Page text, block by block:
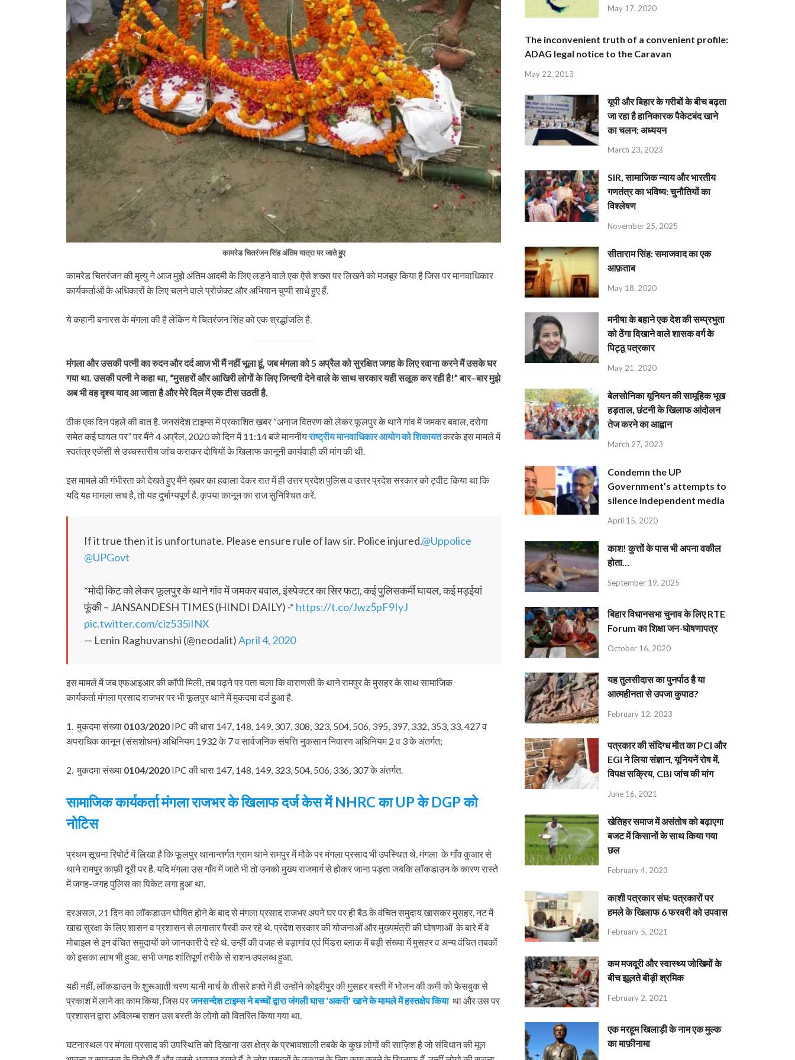
कामरेड चितरंजन सिंह अंतिम यात्रा पर जाते हुए
कामरेड चितरंजन की मृत्यु ने आज मुझे अंतिम आदमी के लिए लड़ने वाले एक ऐसे शख्स पर लिखने को मजबूर किया है जिस पर मानवाधिकार
कार्यकर्ताओं के अधिकारों के लिए चलने वाले प्रोजेक्ट और अभियान चुप्पी साधे हुए हैं.
ये कहानी बनारस के मंगला की है लेकिन ये चितरंजन सिंह को एक श्रद्धांजलि है.
मंगलाऔरउसकीपत्नीकारुदनऔरदर्दआजभीमैंनहींभूलाहूं, जबमंगलाको5 अप्रैलकोसुरक्षितजगहकेलिएरवानाकरनेमैंउसकेघर
गया था.उसकीपत्नीनेकहा था, “मुसहरोंऔरआखिरीलोगोंकेलिएजिन्दगीदेनेवालेकेसाथसरकारयहीसलूककररहीहै!”बार–बारमुझे
अबभीवहदृश्ययादआजाताहैऔरमेरेदिलमेंएकटीसउठतीहै.
ठीक एक दिन पहले की बात है. जनसंदेश टाइम्स में प्रकाशित ख़बर “अनाज वितरण को लेकर फूलपुर के थाने गांव में जमकर बवाल, दरोगा
समेत कई घायल पर” पर मैंने 4 अप्रैल, 2020 को दिन में 11:14 बजे माननीयराष्ट्रीय मानवाधिकार आयोग को शिकायतकरके इस मामले में
स्वतंत्र एजेंसी से उच्चस्तरीय जांच कराकर दोषियों के खिलाफ कानूनी कार्यवाही की मांग की थी.
इस मामले की गंभीरता को देखते हुए मैंने ख़बर का हवाला देकर रात में ही उत्तर प्रदेश पुलिस व उत्तर प्रदेश सरकार को ट्वीट किया था कि
यदि यह मामला सच है, तो यह दुर्भाग्यपूर्ण है. कृपया कानून का राज सुनिश्चित करें.
If it true then it is unfortunate. Please ensure rule of law sir. Police injured.@Uppolice
@UPGovt
*मोदी किट को लेकर फूलपुर के थाने गांव में जमकर बवाल, इंस्पेक्टर का सिर फटा, कई पुलिसकर्मी घायल, कई मड़ईयां
फूंकी – JANSANDESH TIMES (HINDI DAILY) -* https://t.co/Jwz5pF9IyJ
pic.twitter.com/ciz535iINX
— Lenin Raghuvanshi (@neodalit)April 4, 2020
इस मामले में जब एफआइआर की कॉपी मिली, तब पढ़ने पर पता चला कि वाराणसी के थाने रामपुर के मुसहर के साथ सामाजिक
कार्यकर्ता मंगला प्रसाद राजभर पर भी फूलपुर थाने में मुकदमा दर्ज हुआ है.
1. मुकदमा संख्या 0103/2020 IPC की धारा 147, 148, 149, 307, 308, 323, 504, 506, 395, 397, 332, 353, 33, 427 व
अपराधिक कानून (संसशोधन) अधिनियम 1932 के 7 व सार्वजनिक संपत्ति नुकसान निवारण अधिनियम 2 व 3 के अंतर्गत;
2. मुकदमा संख्या 0104/2020 IPC की धारा 147, 148, 149, 323, 504, 506, 336, 307 के अंतर्गत.
सामाजिक कार्यकर्ता मंगला राजभर के खिलाफ दर्ज केस में NHRC का UP के DGP को
नोटिस
प्रथम सूचना रिपोर्ट में लिखा है कि फूलपुर थानान्तर्गत ग्राम थाने रामपुर में मौके पर मंगला प्रसाद भी उपस्थित थे. मंगला के गाँव कुआर से
थाने रामपुर काफ़ी दूरी पर है. यदि मंगला उस गाँव में जाते भी तो उनको मुख्य राजमार्ग से होकर जाना पड़ता जबकि लॉकडाउन के कारण रास्ते
में जगह-जगह पुलिस का पिकेट लगा हुआ था.
दरअसल, 21 दिन का लॉकडाउन घोषित होने के बाद से मंगला प्रसाद राजभर अपने घर पर ही बैठ के वंचित समुदाय खासकर मुसहर, नट में
खाद्य सुरक्षा के लिए शासन व प्रशासन से लगातार पैरवी कर रहे थे. प्रदेश सरकार की योजनाओं और मुख्यमंत्री की घोषणाओं के बारे में वे
मोबाइल से इन वंचित समुदायों को जानकारी दे रहे थे. उन्हीं की वजह से बड़ागांव एवं पिंडरा ब्लाक में बड़ी संख्या में मुसहर व अन्य वंचित तबकों
को इसका लाभ भी हुआ. सभी जगह शांतिपूर्ण तरीके से राशन उपलब्ध हुआ.
यही नहीं, लॉकडाउन के शुरूआती चरण यानी मार्च के तीसरे हफ्ते में ही उन्होंने कोइरीपुर की मुसहर बस्ती में भोजन की कमी को फेसबुक से
प्रकाश में लाने का काम किया, जिस परजनसन्देश टाइम्स ने बच्चों द्वारा जंगली घास ‘अकरी’ खाने के मामले में हस्तक्षेप कियाथा और उस पर
प्रशासन द्वारा अविलम्ब राशन उस बस्ती के लोगो को वितरित किया गया था.
घटनास्थल पर मंगला प्रसाद की उपस्थिति को दिखाना उस क्षेत्र के प्रभावशाली तबके के कुछ लोगों की साज़िश है जो संविधान की मूल
May 17, 2020
The inconvenient truth of a convenient profile:
ADAG legal notice to the Caravan
May 22, 2013
यूपी और बिहार के गरीबों के बीच बढ़ता
जा रहा है हानिकारक पैकेटबंद खाने
का चलन: अध्ययन
March 23, 2023
SIR, सामाजिक न्याय और भारतीय
गणतंत्र का भविष्य: चुनौतियों का
विश्लेषण
November 25, 2025
सीताराम सिंह: समाजवाद का एक
आफ़ताब
May 18, 2020
मनीषा के बहाने एक देश की सम्प्रभुता
को ठेंगा दिखाने वाले शासक वर्ग के
पिट्ठू पत्रकार
May 21, 2020
बेलसोनिका यूनियन की सामूहिक भूख
हड़ताल, छंटनी के खिलाफ आंदोलन
तेज करने का आह्वान
March 27, 2023
Condemn the UP
Government’s attempts to
silence independent media
April 15, 2020
काश! कुत्तों के पास भी अपना वकील
होता…
September 19, 2025
बिहार विधानसभा चुनाव के लिए RTE
Forum का शिक्षा जन-घोषणापत्र
October 16, 2020
यह तुलसीदास का पुनर्पाठ है या
आत्महीनता से उपजा कुपाठ?
February 12, 2023
पत्रकार की संदिग्ध मौत का PCI और
EGI ने लिया संज्ञान, यूनियनें रोष में,
विपक्ष सक्रिय, CBI जांच की मांग
June 16, 2021
खेतिहर समाज में असंतोष को बढ़ाएगा
बजट में किसानों के साथ किया गया
छल
February 4, 2023
काशी पत्रकार संघ: पत्रकारों पर
हमले के खिलाफ 6 फरवरी को उपवास
February 5, 2021
कम मजदूरी और स्वास्थ्य जोखिमों के
बीच झूलते बीड़ी श्रमिक
February 2, 2021
एक मरहूम खिलाड़ी के नाम एक मुल्क
का माफ़ीनामा